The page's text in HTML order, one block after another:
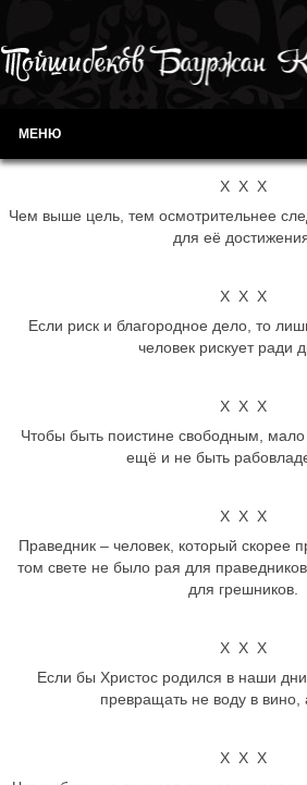
МЕНЮ
Х Х Х
Чем выше цель, тем осмотрительнее
для её
Х Х Х
Если риск и благородное дело, то
человек рискует ради
Х Х Х
Чтобы быть поистине свободным,
ещё и не быть
Х Х Х
Праведник – человек, который скорее
том свете не было рая для
для грешников.
Х Х Х
Если бы Христос родился в наши
превращать не воду в вино,
Х Х Х